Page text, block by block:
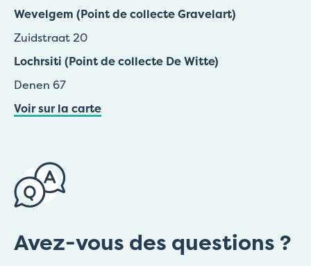
Wevelgem (Point de collecte Gravelart)
Zuidstraat 20
Lochrsiti (Point de collecte De Witte)
Denen 67
Voir sur la carte
Avez-vous des questions ?